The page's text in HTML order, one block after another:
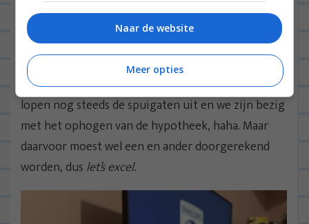
Daarna gingen we naar huis en grapten we tegen
elkaar; oké, nu is het tijd voor ons weekend. Maar
niets was minder waar, want we moesten nog aan
de slag met de financiën voor de bouwval; want die
lopen nog steeds de spuigaten uit en we zijn bezig
met het ophogen van de hypotheek, haha. Maar
daarvoor moest wel een en ander doorgerekend
worden, dus let’s excel.
Naar de website
Meer opties